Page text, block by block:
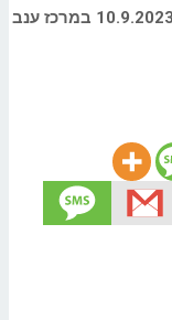
טקס הענקת פרס דוש יתקיים ביום ראשון, 10.9.2023 במרכז ענב